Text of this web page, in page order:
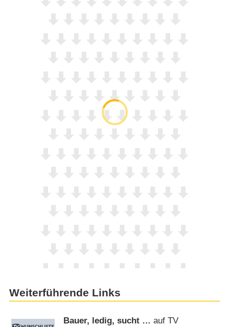
Weiterführende Links
Bauer, ledig, sucht … auf TV